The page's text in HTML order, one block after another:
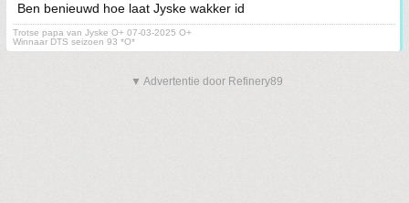
Ben benieuwd hoe laat Jyske wakker id
Trotse papa van Jyske O+ 07-03-2025 O+
Winnaar DTS seizoen 93 *O*
▼ Advertentie door Refinery89